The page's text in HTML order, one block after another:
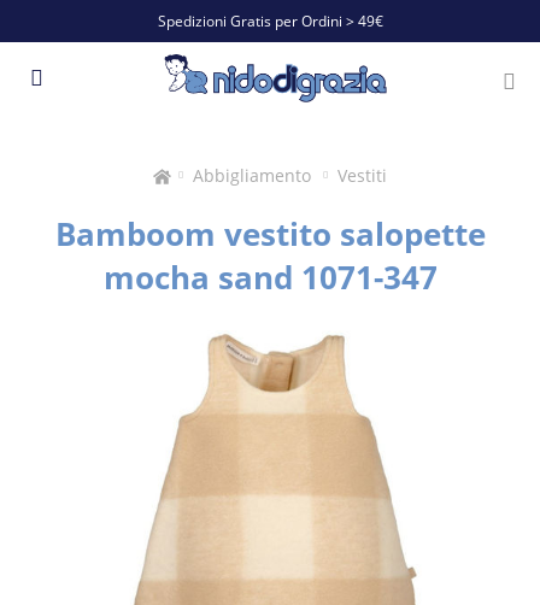
Spedizioni Gratis per Ordini > 49€
Abbigliamento Vestiti
Bamboom vestito salopette
mocha sand 1071-347